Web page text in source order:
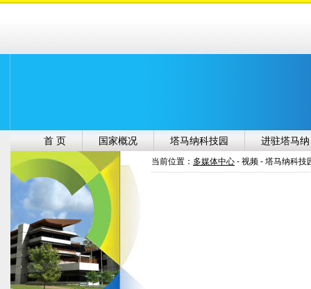
首 页 国家概况 塔马纳科技园 进驻塔马纳
当前位置： 多媒体中心 - 视频 - 塔马纳科技